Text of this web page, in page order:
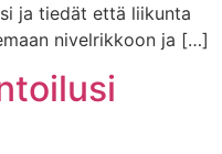
ja tiedät että liikunta
nivelrikkoon ja […]